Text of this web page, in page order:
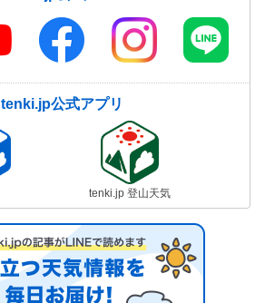
tenki.jp公式アプリ
tenki.jp 登山天気